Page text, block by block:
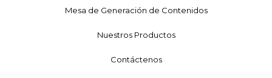
Mesa de Generación de Contenidos
Nuestros Productos
Contáctenos